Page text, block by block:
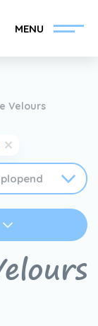
MENU
Dealer
Velours